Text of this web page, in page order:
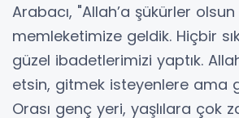
Arabacı, "Allah’a şükürler
memleketimize geldik. Hiçbir
güzel ibadetlerimizi yaptık.
etsin, gitmek isteyenlere ama
Orası genç yeri, yaşlılara çok